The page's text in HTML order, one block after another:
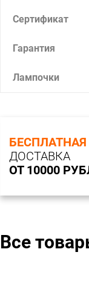
Сертификат
Гарантия
Лампочки
БЕСПЛАТНАЯ
ДОСТАВКА
ОТ 10000
Все